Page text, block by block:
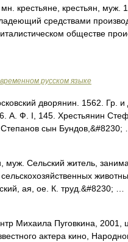
крестьяне, крестьян, муж.
средствами
обществе
русском языке
дворянин. 1562. Гр. и
А. Ф. I, 145. Хрестьянин
сын Бундов,&#8230; …
Сельский житель,
ая, ое. К. труд.&#8230; …
Михаила Пуговкина, 2001,
актера кино,